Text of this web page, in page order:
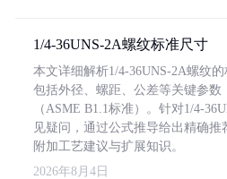
1/4-36UNS-2A螺纹标准尺寸
本文详细解析1/4-36UNS-2A螺纹
包括外径、螺距、公差等关键参数
（ASME B1.1标准）。针对1/4-
见疑问，通过公式推导给出精确推
附加工艺建议与扩展知识。
2026年8月4日